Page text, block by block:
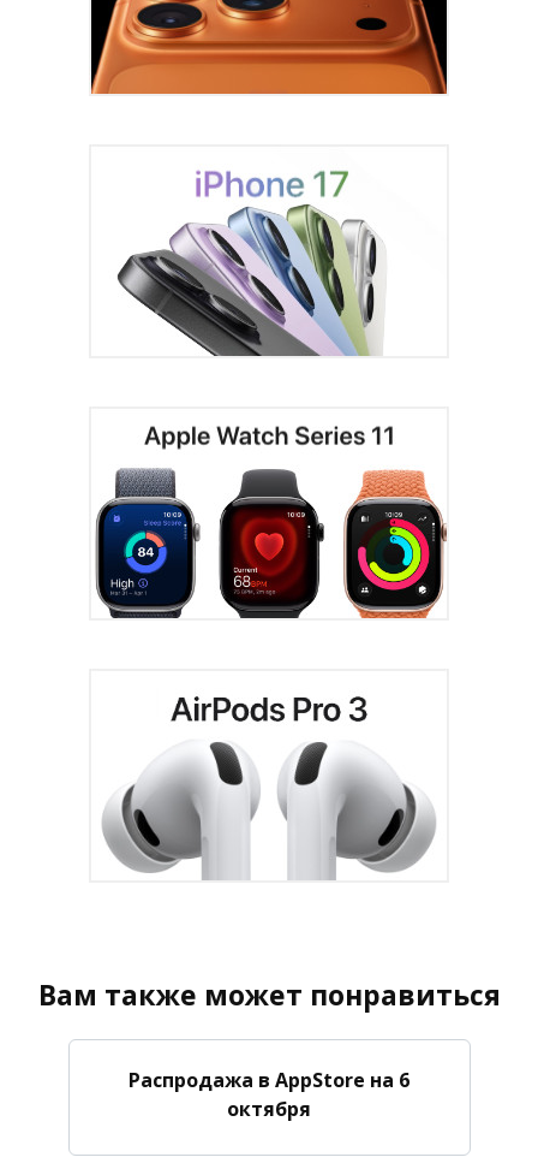
Вам также может понравиться
Распродажа в AppStore на 6
октября